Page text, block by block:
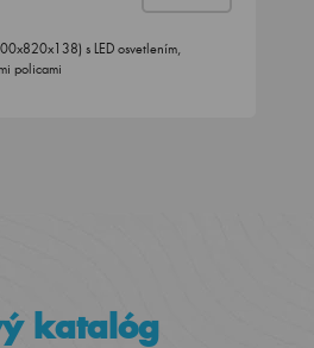
s LED osvetlením,
policami
katalóg